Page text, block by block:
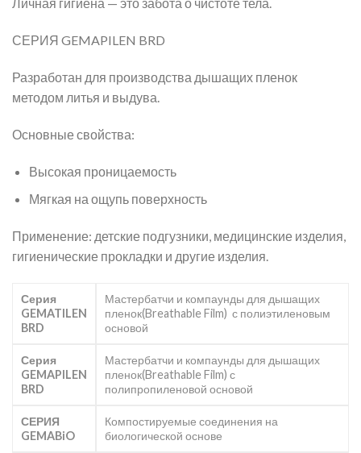
Личная гигиена — это забота о чистоте тела.
СЕРИЯ GEMAPILEN BRD
Разработан для производства дышащих пленок
методом литья и выдува.
Основные свойства:
Высокая проницаемость
Мягкая на ощупь поверхность
Применение: детские подгузники, медицинские изделия,
гигиенические прокладки и другие изделия.
Серия
GEMATILEN
BRD
Мастербатчи и компаунды для дышащих
пленок(Breathable Film) с полиэтиленовым
основой
Серия
GEMAPILEN
BRD
Мастербатчи и компаунды для дышащих
пленок(Breathable Film) с
полипропиленовой основой
СЕРИЯ
GEMABiO
Компостируемые соединения на
биологической основе